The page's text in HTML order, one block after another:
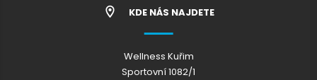
KDE NÁS NAJDETE
Wellness Kuřim
Sportovní 1082/1